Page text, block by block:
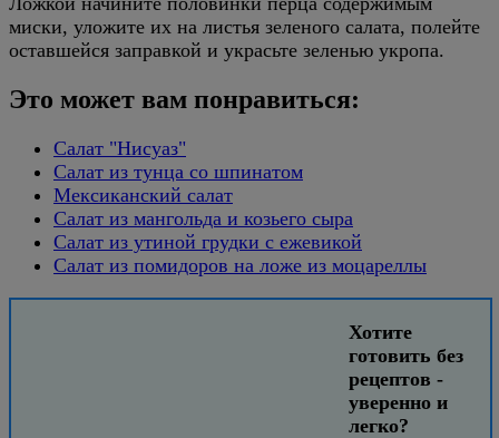
миски, уложите их на листья зеленого салата, полейте
оставшейся заправкой и украсьте зеленью укропа.
Это может вам понравиться:
Салат "Нисуаз"
Салат из тунца со шпинатом
Мексиканский салат
Салат из мангольда и козьего сыра
Салат из утиной грудки с ежевикой
Салат из помидоров на ложе из моцареллы
Хотите
готовить без
рецептов -
уверенно и
легко?